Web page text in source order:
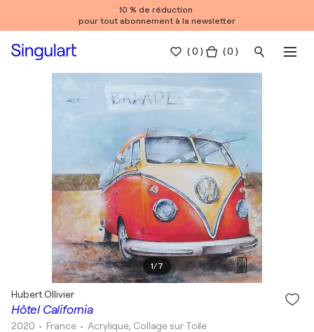
10 % de réduction
pour tout abonnement à la newsletter
(0 ) ( 0 )
1/7
Hôtel California
Hubert Ollivier
2020 • France •Acrylique, Collage sur Toile